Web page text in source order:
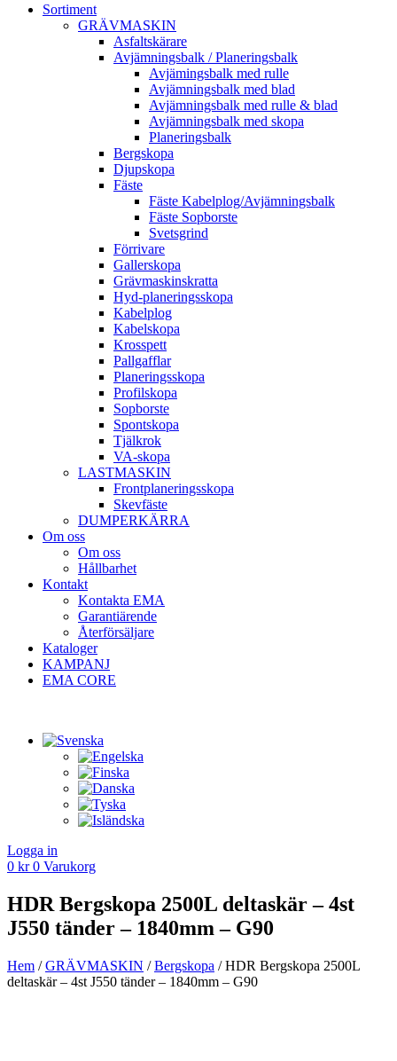
Sortiment
GRÄV­MASKIN
Asfalt­skärare
Avjämnings­balk / Planeringsbalk
Avjämingsbalk med rulle
Avjämningsbalk med blad
Avjämningsbalk med rulle & blad
Avjämningsbalk med skopa
Planerings­balk
Berg­skopa
Djup­skopa
Fäste
Fäste Kabel­­plog/­Avjämnings­­balk
Fäste Sop­borste
Svets­grind
Förrivare
Galler­skopa
Gräv­maskins­kratta
Hyd­-planerings­skopa
Kabel­plog
Kabel­skopa
Kros­spett
Pallgafflar
Planerings­skopa
Profil­skopa
Sop­borste
Spont­skopa
Tjäl­krok
VA­-skopa
LAST­MASKIN
Front­planerings­skopa
Skev­fäste
DUMPER­KÄRRA
Om oss
Om oss
Hållbarhet
Kontakt
Kontakta EMA
Garantiärende
Återförsäljare
Kataloger
KAMPANJ
EMA CORE
Logga in
0 kr 0 Varukorg
HDR Bergskopa 2500L deltaskär – 4st
J550 tänder – 1840mm – G90
Hem /GRÄV­MASKIN /Berg­skopa / HDR Bergskopa 2500L
deltaskär – 4st J550 tänder – 1840mm – G90